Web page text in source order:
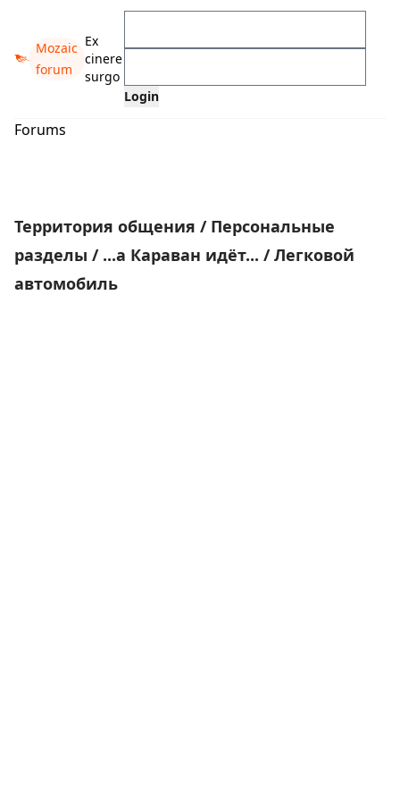
Mozaic
forum
Ex
cinere
surgo
Forums
Территория общения / Персональные
разделы / ...а Караван идёт... /Легковой
автомобиль